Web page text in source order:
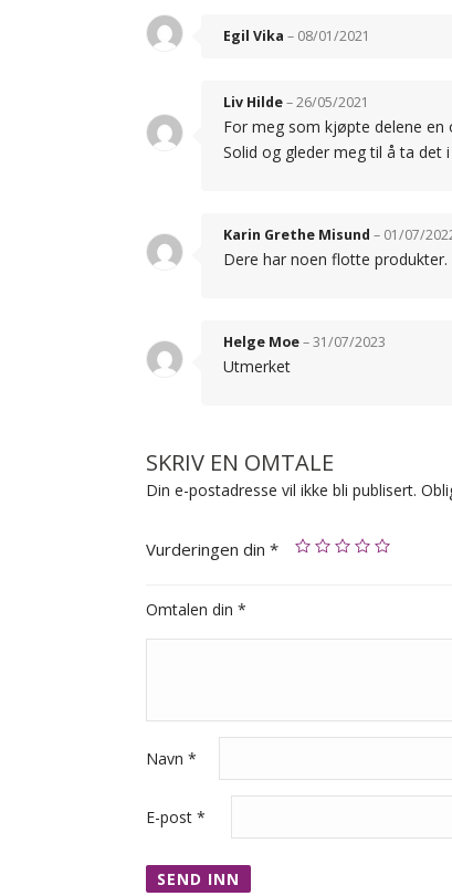
Egil Vika – 08/01/2021
Liv Hilde–26/05/2021
For meg som kjøpte delene
Solid og gleder meg til å ta det i
Karin Grethe Misund – 01/07/
Dere har noen flotte
Helge Moe–31/07/2023
Utmerket
SKRIV EN OMTALE
Din e-postadresse vil ikke bli publisert.
Vurderingen din *
Omtalen din *
Navn *
E-post *